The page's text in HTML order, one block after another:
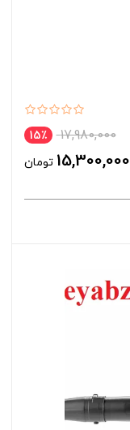
17,980,000 15٪
15,300,000 تومان